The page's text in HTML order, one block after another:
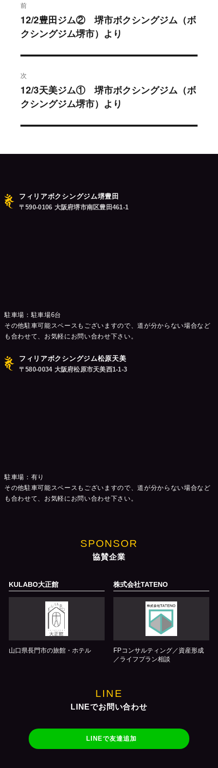
稿
ナ
ビ
ゲ
ー
前
過
去
稿:
12/2豊田ジム② 堺市ボクシングジム（ボ
クシングジム堺市）より
次
次
の
12/3天美ジム① 堺市ボクシングジム（ボ
クシングジム堺市）より
フィリアボクシングジム堺豊田
〒590-0106 大阪府堺市南区豊田461-1
駐車場：駐車場6台
その他駐車可能スペースもございますので、道が分からない場合など
も合わせて、お気軽にお問い合わせ下さい。
フィリアボクシングジム松原天美
〒580-0034 大阪府松原市天美西1-1-3
駐車場：有り
その他駐車可能スペースもございますので、道が分からない場合など
も合わせて、お気軽にお問い合わせ下さい。
SPONSOR
協賛企業
KULABO大正館
山口県長門市の旅館・ホテル
株式会社TATENO
FPコンサルティング／資産形成
／ライフプラン相談
LINE
LINEでお問い合わせ
LINEで友達追加